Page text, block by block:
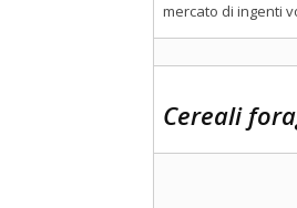
mercato di ingenti
Cereali